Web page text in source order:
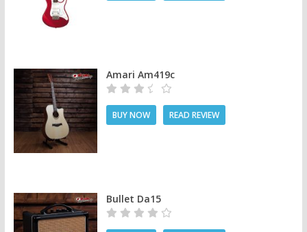
Amari Am419c
BUY NOW READ REVIEW
Bullet Da15